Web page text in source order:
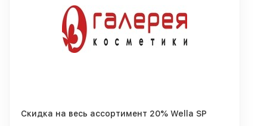
Скидка на весь ассортимент 20% Wella SP